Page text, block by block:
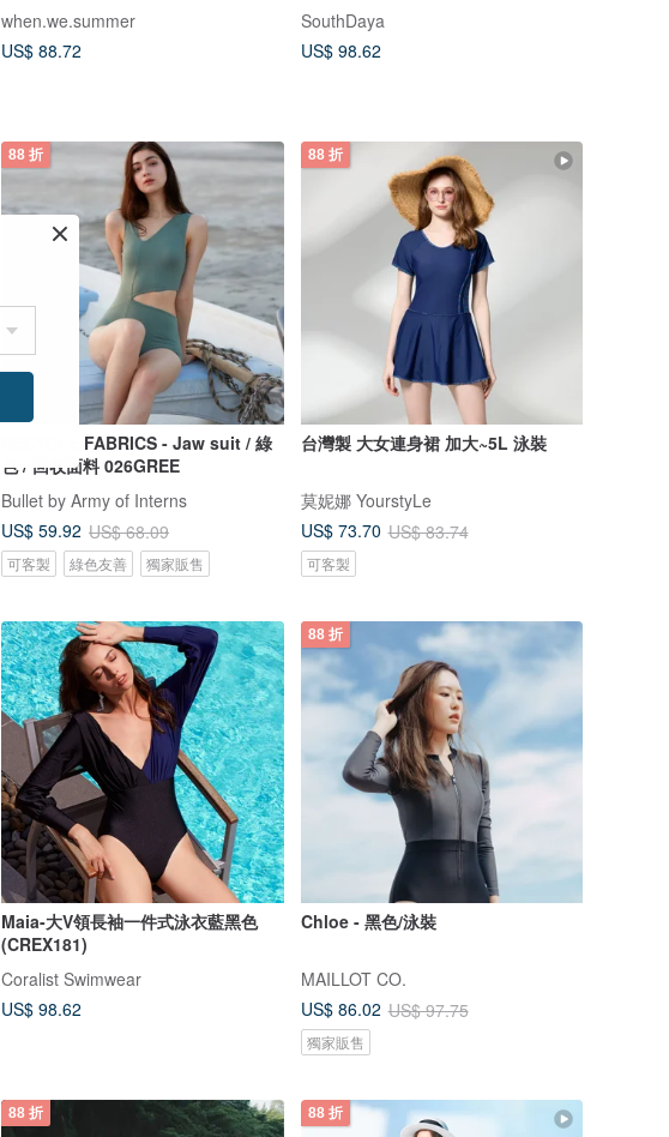
when.we.summer
US$ 88.72
SouthDaya
US$ 98.62
88 折
RECYCLE FABRICS - Jaw suit / 綠
色 / 回收面料 026GREE
Bullet by Army of Interns
US$ 59.92 US$ 68.09
可客製 綠色友善 獨家販售
88 折
台灣製 大女連身裙 加大~5L 泳裝
莫妮娜 YourstyLe
US$ 73.70 US$ 83.74
可客製
Maia-大V領長袖一件式泳衣藍黑色
(CREX181)
Coralist Swimwear
US$ 98.62
88 折
Chloe - 黑色/泳裝
MAILLOT CO.
US$ 86.02 US$ 97.75
獨家販售
88 折 88 折